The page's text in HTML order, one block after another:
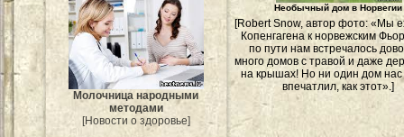
Молочница народными
методами
[Новости о здоровье]
Необычный дом в Норвегии
[Robert Snow, автор фото: «Мы
Копенгагена к норвежским
по пути нам встречалось
много домов с травой и даже
на крышах! Но ни один дом нас
впечатлил, как этот».]